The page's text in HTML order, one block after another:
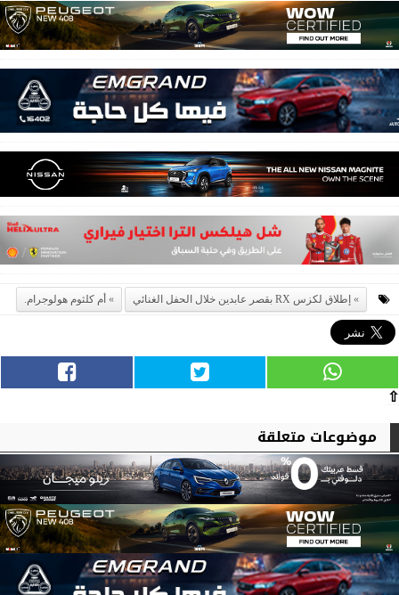
إطلاق لكزس RX بقصر عابدين خلال الحفل الغنائي أم كلثوم هولوجرام.
⇧
موضوعات متعلقة